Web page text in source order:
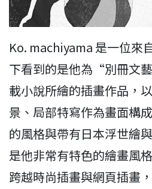
Ko. machiyama 是一位來
下看到的是他為“別冊文
載小說所繪的插畫作品，
景、局部特寫作為畫面構
的風格與帶有日本浮世繪
是他非常有特色的繪畫風
跨越時尚插畫與網頁插畫